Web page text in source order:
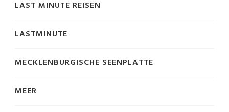
LAST MINUTE REISEN
LASTMINUTE
MECKLENBURGISCHE SEENPLATTE
MEER